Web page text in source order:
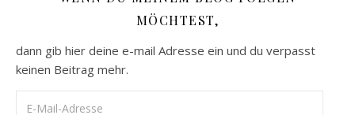
MÖCHTEST,
dann gib hier deine e-mail Adresse ein und du verpasst
keinen Beitrag mehr.